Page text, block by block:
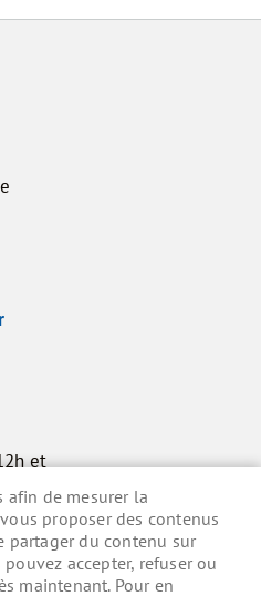
et
afin de mesurer la
proposer des contenus
partager du contenu sur
accepter, refuser ou
maintenant. Pour en